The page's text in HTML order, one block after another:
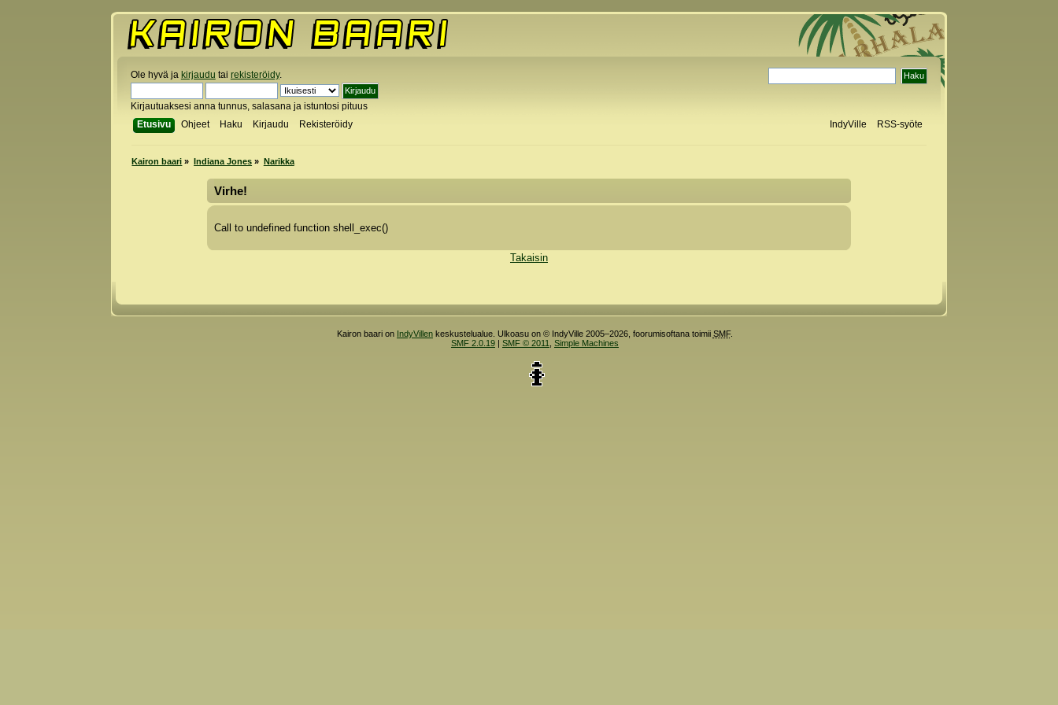
Ole hyvä ja kirjaudu tai rekisteröidy.
Kirjautuaksesi anna tunnus, salasana ja istuntosi pituus
Etusivu
Ohjeet Haku Kirjaudu Rekisteröidy IndyVille RSS-syöte
Kairon baari » Indiana Jones » Narikka
Virhe!
Call to undefined function shell_exec()
Takaisin
Kairon baari on IndyVillenkeskustelualue. Ulkoasu on © IndyVille 2005–2026, foorumisoftana toimii SMF.
SMF 2.0.19| SMF © 2011 Simple Machines